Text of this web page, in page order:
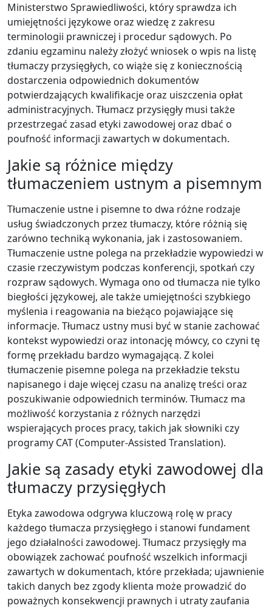
Ministerstwo Sprawiedliwości, który sprawdza ich
umiejętności językowe oraz wiedzę z zakresu
terminologii prawniczej i procedur sądowych. Po
zdaniu egzaminu należy złożyć wniosek o wpis na listę
tłumaczy przysięgłych, co wiąże się z koniecznością
dostarczenia odpowiednich dokumentów
potwierdzających kwalifikacje oraz uiszczenia opłat
administracyjnych. Tłumacz przysięgły musi także
przestrzegać zasad etyki zawodowej oraz dbać o
poufność informacji zawartych w dokumentach.
Jakie są różnice między
tłumaczeniem ustnym a pisemnym
Tłumaczenie ustne i pisemne to dwa różne rodzaje
usług świadczonych przez tłumaczy, które różnią się
zarówno techniką wykonania, jak i zastosowaniem.
Tłumaczenie ustne polega na przekładzie wypowiedzi w
czasie rzeczywistym podczas konferencji, spotkań czy
rozpraw sądowych. Wymaga ono od tłumacza nie tylko
biegłości językowej, ale także umiejętności szybkiego
myślenia i reagowania na bieżąco pojawiające się
informacje. Tłumacz ustny musi być w stanie zachować
kontekst wypowiedzi oraz intonację mówcy, co czyni tę
formę przekładu bardzo wymagającą. Z kolei
tłumaczenie pisemne polega na przekładzie tekstu
napisanego i daje więcej czasu na analizę treści oraz
poszukiwanie odpowiednich terminów. Tłumacz ma
możliwość korzystania z różnych narzędzi
wspierających proces pracy, takich jak słowniki czy
programy CAT (Computer-Assisted Translation).
Jakie są zasady etyki zawodowej dla
tłumaczy przysięgłych
Etyka zawodowa odgrywa kluczową rolę w pracy
każdego tłumacza przysięgłego i stanowi fundament
jego działalności zawodowej. Tłumacz przysięgły ma
obowiązek zachować poufność wszelkich informacji
zawartych w dokumentach, które przekłada; ujawnienie
takich danych bez zgody klienta może prowadzić do
poważnych konsekwencji prawnych i utraty zaufania